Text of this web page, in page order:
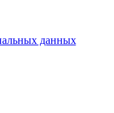
данных